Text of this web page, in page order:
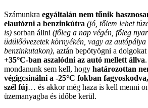
Számunkra egyáltalán nem tűnik
elautózni a benzinkútra (jó, tőlem lehet
is) sorban állni (főleg a nap végén, főleg
üdülőövezetek környékén, vagy az
benzinkutakon), aztán bepötyögni a
+35°C-ban aszalódni az autó mellett állva
mondanunk sem kell, hogy határozottan
végigcsinálni a -25°C fokban
szél fúj… és akkor még haza is kell menni
üzemanyagba és időbe kerül.